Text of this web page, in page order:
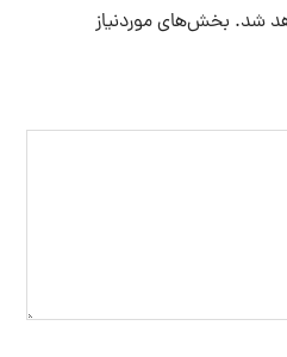
شد. بخش‌های موردنیاز